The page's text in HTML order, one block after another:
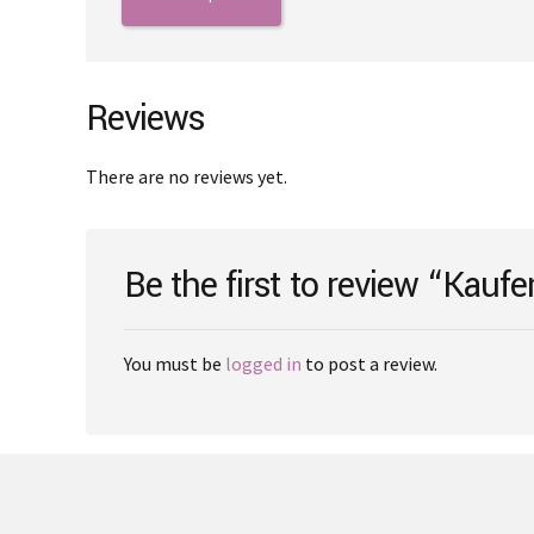
has
The
options
be
the
product
Reviews
There are no reviews yet.
Be the first to review
You must be logged in to post a review.